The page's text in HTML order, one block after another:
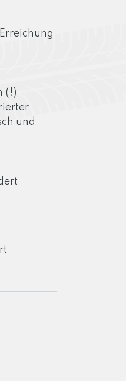
(!)
und